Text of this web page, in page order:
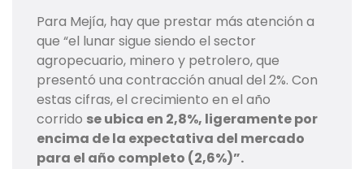
Para Mejía, hay que prestar más atención a
que “el lunar sigue siendo el sector
agropecuario, minero y petrolero, que
presentó una contracción anual del 2%. Con
estas cifras, el crecimiento en el año
corrido se ubica en 2,8%, ligeramente por
encima de la expectativa del mercado
para el año completo (2,6%)”.